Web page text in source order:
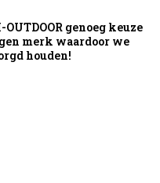
genoeg keuze
merk waardoor we
houden!